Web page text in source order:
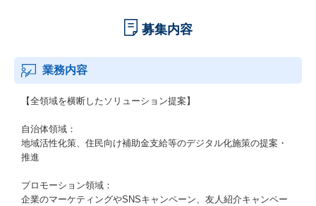
募集内容
業務内容
【全領域を横断したソリューション提案】
自治体領域：
地域活性化策、住民向け補助金支給等のデジタル化施策の提案・
推進
プロモーション領域：
企業のマーケティングやSNSキャンペーン、友人紹介キャンペー